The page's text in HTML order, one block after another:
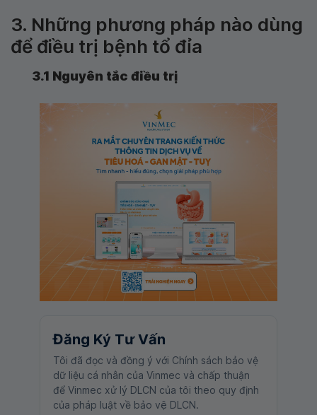
3. Những phương pháp nào dùng
để điều trị bệnh tổ đỉa
3.1 Nguyên tắc điều trị
Đăng Ký Tư Vấn
Tôi đã đọc và đồng ý với Chính sách bảo vệ
dữ liệu cá nhân của Vinmec và chấp thuận
để Vinmec xử lý DLCN của tôi theo quy định
của pháp luật về bảo vệ DLCN.